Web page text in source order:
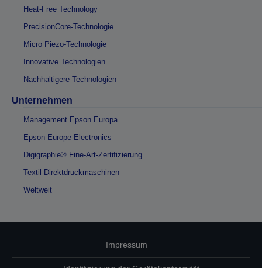
Heat-Free Technology
PrecisionCore-Technologie
Micro Piezo-Technologie
Innovative Technologien
Nachhaltigere Technologien
Unternehmen
Management Epson Europa
Epson Europe Electronics
Digigraphie® Fine-Art-Zertifizierung
Textil-Direktdruckmaschinen
Weltweit
Impressum